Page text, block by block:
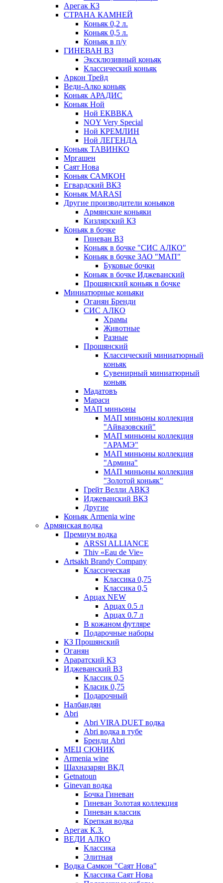
Арегак КЗ
СТРАНА КАМНЕЙ
Коньяк 0,2 л.
Коньяк 0,5 л.
Коньяк в п/у
ГИНЕВАН ВЗ
Эксклюзивный коньяк
Классический коньяк
Аркон Трейд
Веди-Алко коньяк
Коньяк АРАДИС
Коньяк Ной
Ной ЕКВВКА
NOY Very Special
Ной КРЕМЛИН
Ной ЛЕГЕНДА
Коньяк ТАВИНКО
Мргашен
Саят Нова
Коньяк САМКОН
Егвардский ВКЗ
Коньяк MARASI
Другие производители коньяков
Армянские коньяки
Кизлярский КЗ
Коньяк в бочке
Гиневан ВЗ
Коньяк в бочке "СИС АЛКО"
Коньяк в бочке ЗАО "МАП"
Буковые бочки
Коньяк в бочке Иджеванский
Прошянский коньяк в бочке
Миниатюрные коньяки
Оганян Бренди
СИС АЛКО
Храмы
Животные
Разные
Прошянский
Классический миниатюрный
коньяк
Сувенирный миниатюрный
коньяк
Мадатовъ
Мараси
МАП миньоны
МАП миньоны коллекция
"Айвазовский"
МАП миньоны коллекция
"АРАМЭ"
МАП миньоны коллекция
"Армина"
МАП миньоны коллекция
"Золотой коньяк"
Грейт Велли АВКЗ
Иджеванский ВКЗ
Другие
Коньяк Armenia wine
Армянская водка
Премиум водка
ARSSI ALLIANCE
Thiv «Eau de Vie»
Artsakh Brandy Company
Классическая
Классика 0,75
Классика 0,5
Арцах NEW
Арцах 0.5 л
Арцах 0.7 л
В кожаном футляре
Подарочные наборы
КЗ Прошянский
Оганян
Араратский КЗ
Иджеванский ВЗ
Классик 0,5
Класик 0,75
Подарочный
Налбандян
Abri
Abri VIRA DUET водка
Abri водка в тубе
Бренди Abri
МЕЦ СЮНИК
Armenia wine
Шахназарян ВКД
Getnatoun
Ginevan водка
Бочка Гиневан
Гиневан Золотая коллекция
Гиневан классик
Крепкая водка
Арегак К.З.
ВЕДИ АЛКО
Классика
Элитная
Водка Самкон "Саят Нова"
Классика Саят Нова